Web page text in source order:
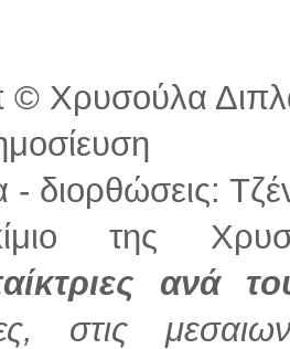
© Χρυσούλα
- διορθώσεις:
της
ανά
στις